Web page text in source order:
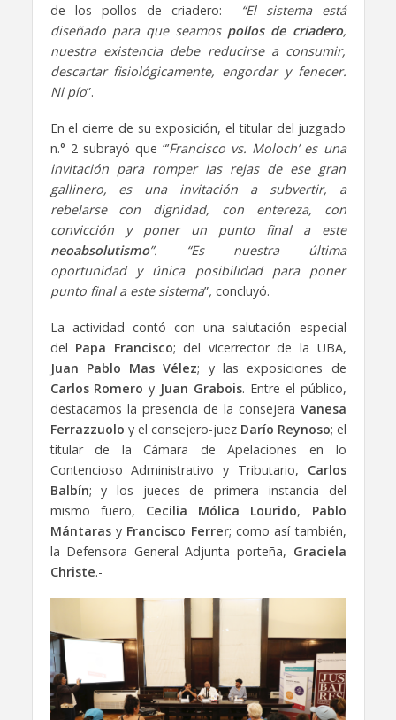
de los pollos de criadero:
“El sistema está
diseñado para que seamos pollos de criadero,
nuestra existencia debe reducirse a consumir,
descartar fisiológicamente, engordar y fenecer.
Ni pío”.
En el cierre de su exposición, el titular del juzgado
n.° 2 subrayó que “’Francisco vs. Moloch’ es una
invitación para romper las rejas de ese gran
gallinero, es una invitación a subvertir, a
rebelarse con dignidad, con entereza, con
convicción y poner un punto final a este
neoabsolutismo”. “Es nuestra última
oportunidad y única posibilidad para poner
punto final a este sistema”, concluyó.
La actividad contó con una salutación especial
del Papa Francisco; del vicerrector de la UBA,
Juan Pablo Mas Vélez; y las exposiciones de
Carlos Romero y Juan Grabois. Entre el público,
destacamos la presencia de la consejera Vanesa
Ferrazzuolo y el consejero-juez Darío Reynoso; el
titular de la Cámara de Apelaciones en lo
Contencioso Administrativo y Tributario, Carlos
Balbín; y los jueces de primera instancia del
mismo fuero, Cecilia Mólica Lourido, Pablo
Mántarasy Francisco Ferrer; como así también,
la Defensora General Adjunta porteña, Graciela
Christe.-